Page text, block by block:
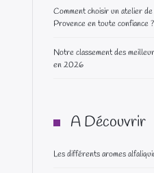
Comment choisir un atelier
Provence en toute confiance ?
Notre classement des
en 2026
A Découvrir
Les différents aromes